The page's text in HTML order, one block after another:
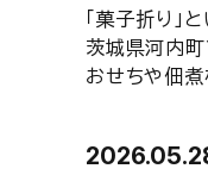
「菓子折り」
茨城県河内
おせちや佃